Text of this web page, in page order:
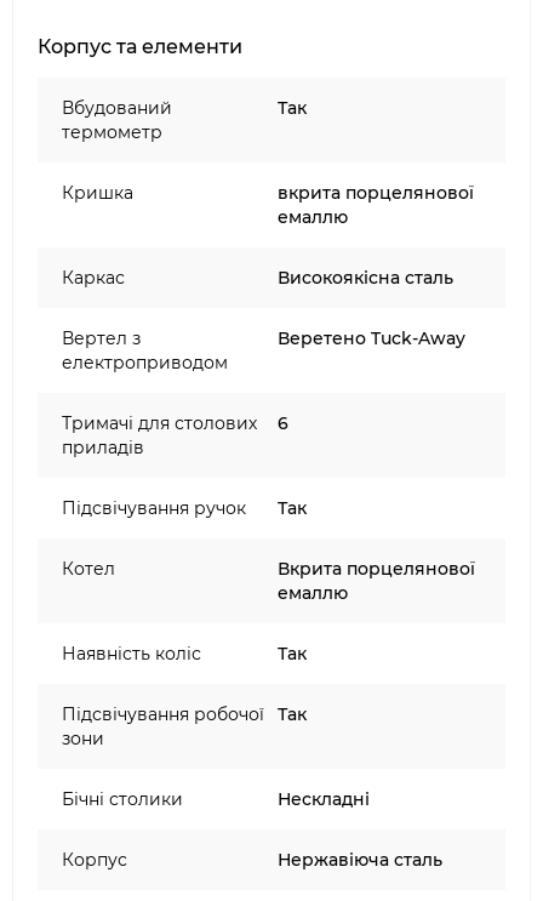
Корпус та елементи
Вбудований
термометр
Так
Кришка
вкрита порцелянової
емаллю
Каркас Високоякісна сталь
Вертел з
електроприводом
Веретено Tuck-Away
Тримачі для столових
приладів
6
Підсвічування ручок Так
Котел
Вкрита порцелянової
емаллю
Наявність коліс Так
Підсвічування робочої
зони
Так
Бічні столики Нескладні
Корпус Нержавіюча сталь